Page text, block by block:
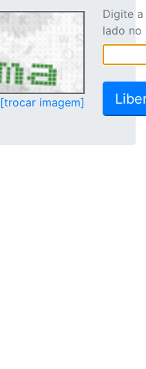
[trocar imagem]
Digite
lado no